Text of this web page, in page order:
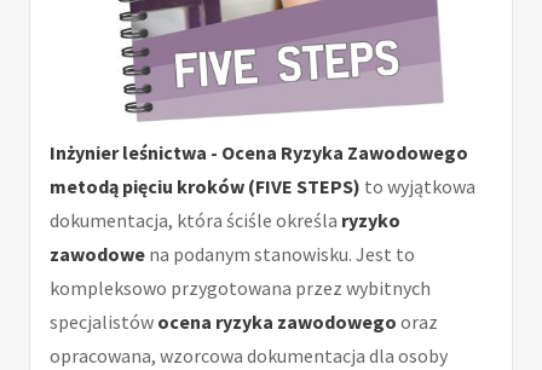
Inżynier leśnictwa - Ocena Ryzyka Zawodowego
metodą pięciu kroków (FIVE STEPS) to wyjątkowa
dokumentacja, która ściśle określa ryzyko
zawodowe na podanym stanowisku. Jest to
kompleksowo przygotowana przez wybitnych
specjalistów ocena ryzyka zawodowego oraz
opracowana, wzorcowa dokumentacja dla osoby